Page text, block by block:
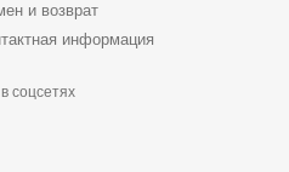
и возврат
информация
соцсетях